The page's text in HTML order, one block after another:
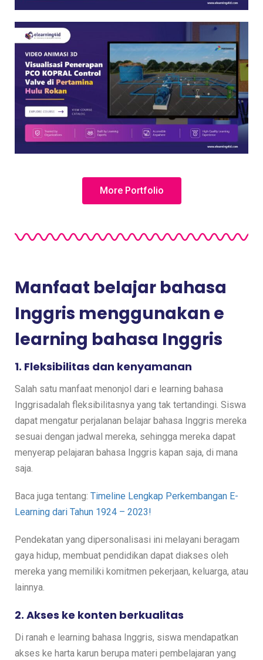
More Portfolio
Manfaat belajar bahasa
Inggris menggunakan e
learning bahasa Inggris
1. Fleksibilitas dan kenyamanan
Salah satu manfaat menonjol dari e learning bahasa
Inggrisadalah fleksibilitasnya yang tak tertandingi. Siswa
dapat mengatur perjalanan belajar bahasa Inggris mereka
sesuai dengan jadwal mereka, sehingga mereka dapat
menyerap pelajaran bahasa Inggris kapan saja, di mana
saja.
Baca juga tentang: Timeline Lengkap Perkembangan E-
Learning dari Tahun 1924 – 2023!
Pendekatan yang dipersonalisasi ini melayani beragam
gaya hidup, membuat pendidikan dapat diakses oleh
mereka yang memiliki komitmen pekerjaan, keluarga, atau
lainnya.
2. Akses ke konten berkualitas
Di ranah e learning bahasa Inggris, siswa mendapatkan
akses ke harta karun berupa materi pembelajaran yang